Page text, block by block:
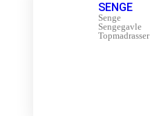
SENGE
Senge
Sengegavle
Topmadrasser